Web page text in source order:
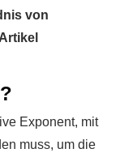
von
Exponent, mit
muss, um die